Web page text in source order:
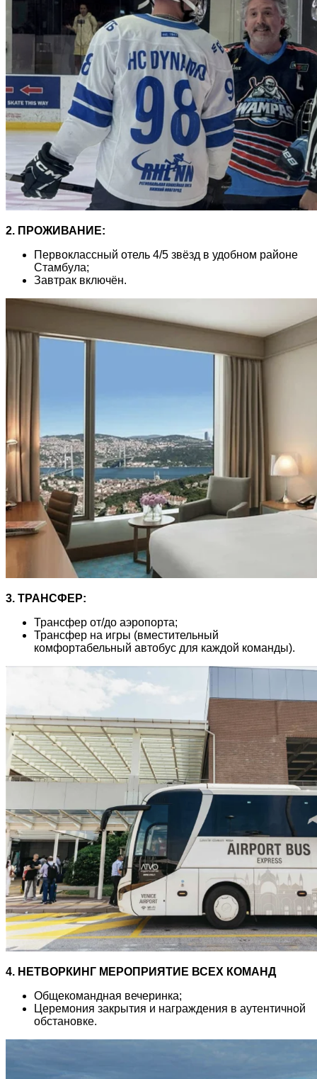
2. ПРОЖИВАНИЕ:
Первоклассный отель 4/5 звёзд в удобном районе
Стамбула;
Завтрак включён.
3. ТРАНСФЕР:
Трансфер от/до аэропорта;
Трансфер на игры (вместительный
комфортабельный автобус для каждой команды).
4. НЕТВОРКИНГ МЕРОПРИЯТИЕ ВСЕХ КОМАНД
Общекомандная вечеринка;
Церемония закрытия и награждения в аутентичной
обстановке.